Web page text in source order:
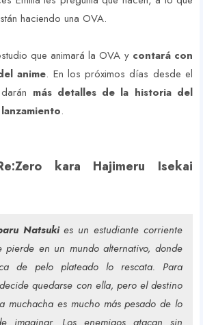
haciendo una OVA.
que animará la OVA y contará con
anime. En los próximos días desde el
más detalles de la historia del
.
kara Hajimeru Isekai
Natsukies un estudiante corriente
pierde en un mundo alternativo, donde
de pelo plateado lo rescata. Para
quedarse con ella, pero el destino
muchacha es mucho más pesado de lo